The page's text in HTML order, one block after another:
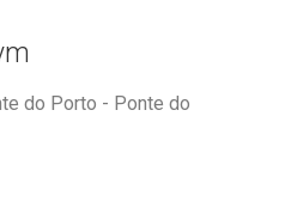
do Porto - Ponte do